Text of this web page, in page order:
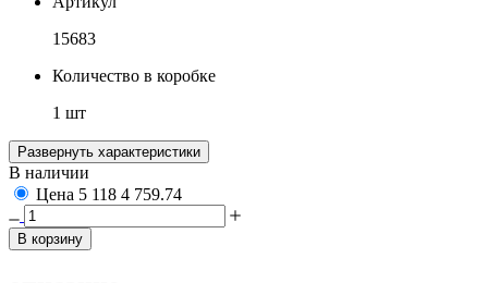
15683
Количество в коробке
1 шт
Развернуть характеристики
В наличии
Цена 5 118 4 759.74
В корзину